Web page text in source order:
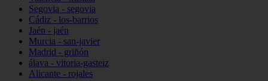
Segovia - segovia
Cádiz - los-barrios
Jaén - jaén
Murcia - san-javier
Madrid - griñón
álava - vitoria-gasteiz
Alicante - rojales